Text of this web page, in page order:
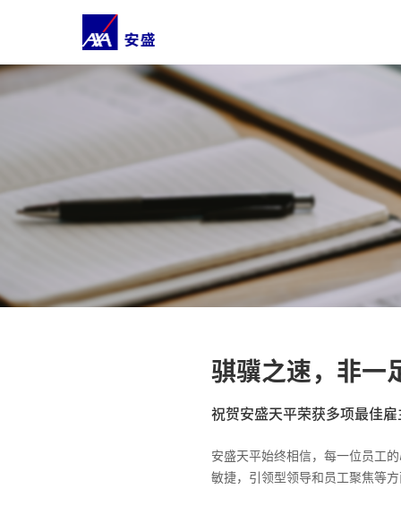
骐骥之速，非一
祝贺安盛天平荣获多项最佳
安盛天平始终相信，每一位员工
敏捷，引领型领导和员工聚焦等